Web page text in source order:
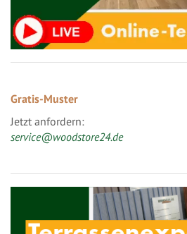
Gratis-Muster
Jetzt anfordern:
service@woodstore24.de